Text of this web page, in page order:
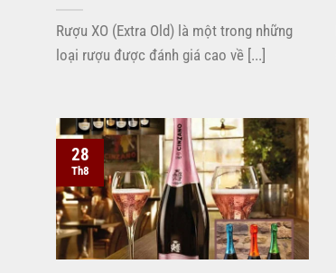
Rượu XO (Extra Old) là một trong những
loại rượu được đánh giá cao về [...]
28
Th8